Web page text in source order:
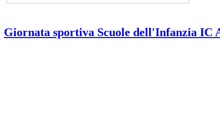
Giornata sportiva Scuole dell'Infanzia IC